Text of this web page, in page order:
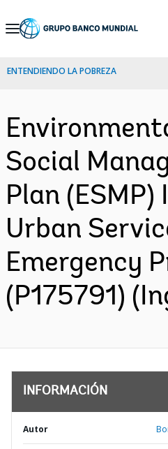
Skip
Navigation
ENTENDIENDO LA POBREZA
Social
Plan
Urban
Emergency
(P175791)
INFORMACIÓN
Autor